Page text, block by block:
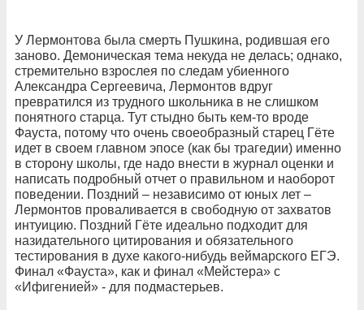
У Лермонтова была смерть Пушкина, родившая его
заново. Демоническая тема некуда не делась; однако,
стремительно взрослея по следам убиенного
Александра Сергеевича, Лермонтов вдруг
превратился из трудного школьника в не слишком
понятного старца. Тут стыдно быть кем-то вроде
Фауста, потому что очень своеобразный старец Гёте
идет в своем главном эпосе (как бы трагедии) именно
в сторону школы, где надо внести в журнал оценки и
написать подробный отчет о правильном и наоборот
поведении. Поздний – независимо от юных лет –
Лермонтов проваливается в свободную от захватов
интуицию. Поздний Гёте идеально подходит для
назидательного цитирования и обязательного
тестирования в духе какого-нибудь веймарского ЕГЭ.
Финал «Фауста», как и финал «Мейстера» с
«Ифигенией» - для подмастерьев.